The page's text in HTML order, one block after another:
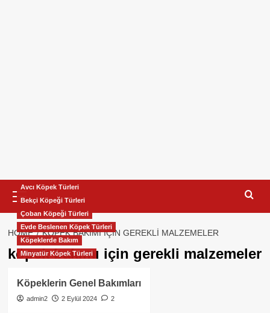
Primary
Menu
HOME KÖPEK BAKIMI IÇIN GEREKLI MALZEMELER
köpek bakımı için gerekli malzemeler
Avcı Köpek Türleri
Bekçi Köpeği Türleri
Çoban Köpeği Türleri
Evde Beslenen Köpek Türleri
Köpeklerde Bakım
Minyatür Köpek Türleri
Köpeklerin Genel Bakımları
admin2 2 Eylül 2024 2